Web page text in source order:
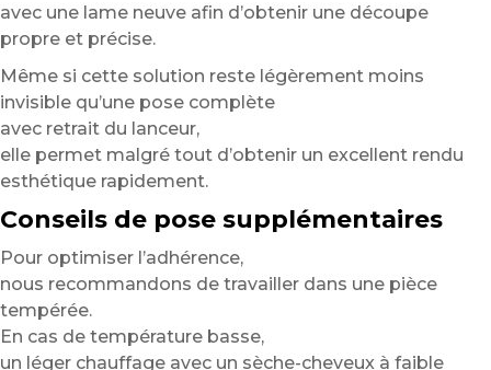
avec une lame neuve afin d’obtenir une découpe
propre et précise.
Même si cette solution reste légèrement moins
invisible qu’une pose complète
avec retrait du lanceur,
elle permet malgré tout d’obtenir un excellent rendu
esthétique rapidement.
Conseils de pose supplémentaires
Pour optimiser l’adhérence,
nous recommandons de travailler dans une pièce
tempérée.
En cas de température basse,
un léger chauffage avec un sèche-cheveux à faible